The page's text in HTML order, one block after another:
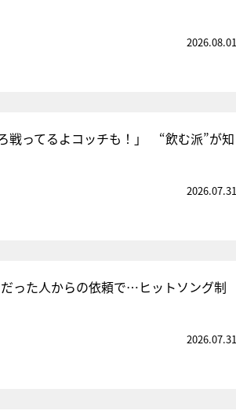
2026.08.01
戦ってるよコッチも！」 “飲む派”が知
2026.07.31
った人からの依頼で…ヒットソング制
2026.07.31